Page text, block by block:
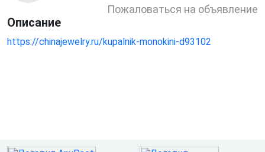
Пожаловаться на объявление
Описание
https://chinajewelry.ru/kupalnik-monokini-d93102